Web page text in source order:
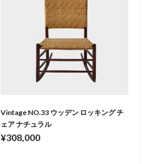
Vintage NO.33 ウッデン ロッキング チ
ェア ナチュラル
¥308,000